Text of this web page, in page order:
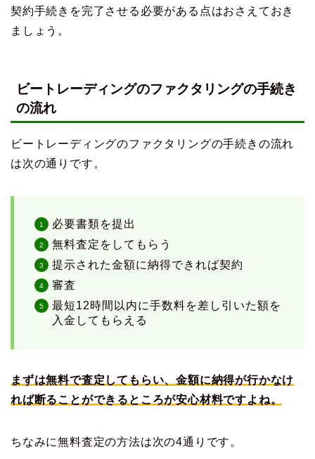
契約手続きを完了させる必要がある点はおさえておき
ましょう。
ビートレーディングのファクタリングの手続き
の流れ
ビートレーディングのファクタリングの手続きの流れ
は次の通りです。
必要書類を提出
無料査定をしてもらう
提示された金額に納得できれば契約
審査
最短12時間以内に手数料を差し引いた額を
入金してもらえる
まずは無料で査定してもらい、金額に納得が行かなけ
れば断ることができるところが安心材料ですよね。
ちなみに無料査定の方法は次の4通りです。